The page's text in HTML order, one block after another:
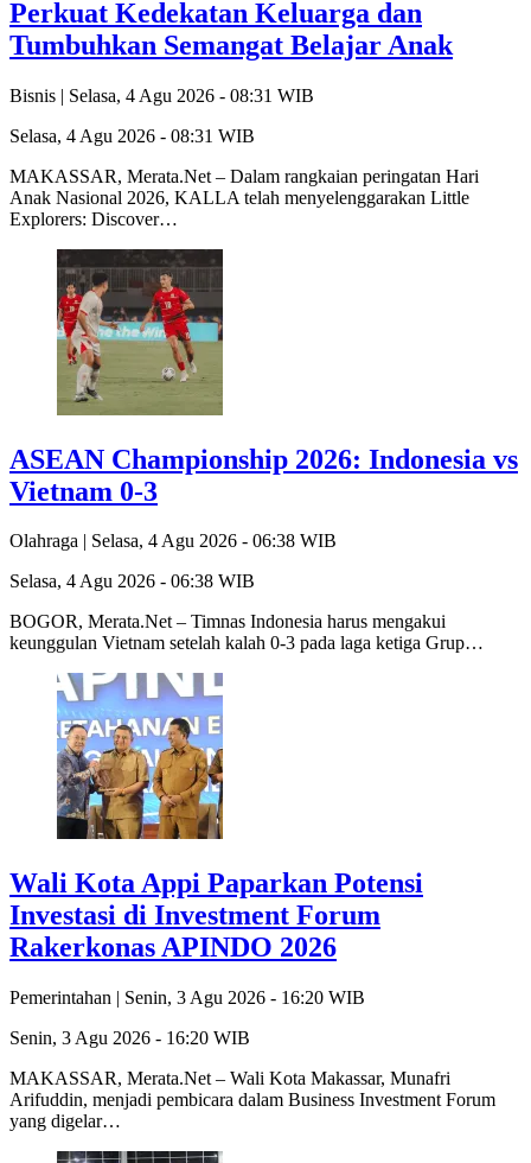
Perkuat Kedekatan Keluarga dan
Tumbuhkan Semangat Belajar Anak
Bisnis | Selasa, 4 Agu 2026 - 08:31 WIB
Selasa, 4 Agu 2026 - 08:31 WIB
MAKASSAR, Merata.Net – Dalam rangkaian peringatan Hari
Anak Nasional 2026, KALLA telah menyelenggarakan Little
Explorers: Discover…
ASEAN Championship 2026: Indonesia vs
Vietnam 0-3
Olahraga | Selasa, 4 Agu 2026 - 06:38 WIB
Selasa, 4 Agu 2026 - 06:38 WIB
BOGOR, Merata.Net – Timnas Indonesia harus mengakui
keunggulan Vietnam setelah kalah 0-3 pada laga ketiga Grup…
Wali Kota Appi Paparkan Potensi
Investasi di Investment Forum
Rakerkonas APINDO 2026
Pemerintahan | Senin, 3 Agu 2026 - 16:20 WIB
Senin, 3 Agu 2026 - 16:20 WIB
MAKASSAR, Merata.Net – Wali Kota Makassar, Munafri
Arifuddin, menjadi pembicara dalam Business Investment Forum
yang digelar…